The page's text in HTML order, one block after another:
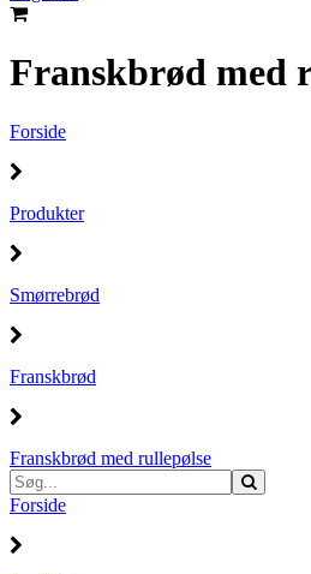
Franskbrød med
Forside
Produkter
Smørrebrød
Franskbrød
Franskbrød med rullepølse
Forside